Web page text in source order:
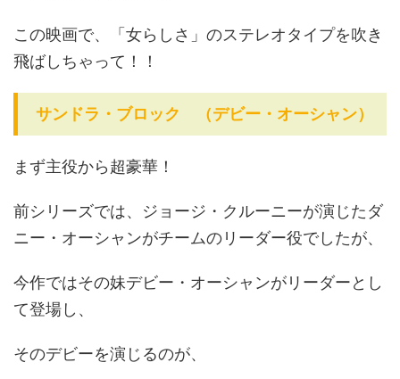
この映画で、「女らしさ」のステレオタイプを吹き
飛ばしちゃって！！
サンドラ・ブロック （デビー・オーシャン）
まず主役から超豪華！
前シリーズでは、ジョージ・クルーニーが演じたダ
ニー・オーシャンがチームのリーダー役でしたが、
今作ではその妹デビー・オーシャンがリーダーとし
て登場し、
そのデビーを演じるのが、